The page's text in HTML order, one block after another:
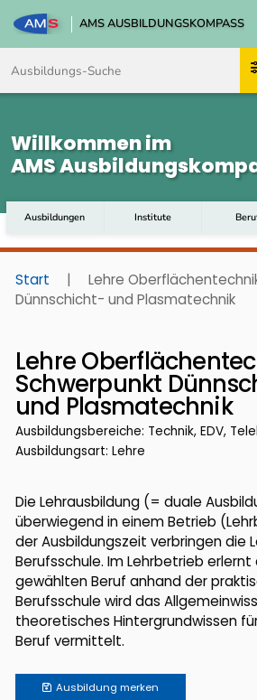
AMS AUSBILDUNGSKOMPASS
Willkommen im
AMS
Ausbildungen Institute
Start |
Lehre
Dünnschicht- und Plasmatechnik
Lehre
Schwerpunkt
und Plasmatechnik
Ausbildungsbereiche: Technik, EDV,
Ausbildungsart: Lehre
Die Lehrausbildung (= duale
überwiegend in einem Betrieb
der Ausbildungszeit verbringen die
Berufsschule. Im Lehrbetrieb erlernt
gewählten Beruf anhand der
Berufsschule wird das
theoretisches Hintergrundwissen
Beruf vermittelt.
Ausbildung merken